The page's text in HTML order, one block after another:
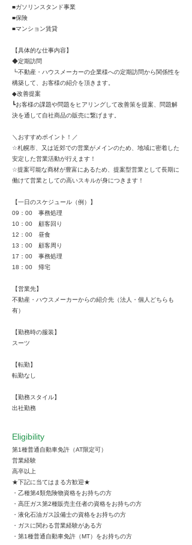
■ガソリンスタンド事業
■保険
■マンション賃貸
【具体的な仕事内容】
◆定期訪問
┗不動産・ハウスメーカーの企業様への定期訪問から関係性を
構築して、お客様の紹介を頂きます。
◆改善提案
┗お客様の課題や問題をヒアリングして改善策を提案、問題解
決を通して自社商品の販売に繋げます。
＼おすすめポイント！／
☆札幌市、又は近郊での営業がメインのため、地域に密着した
安定した営業活動が行えます！
☆提案可能な商材が豊富にあるため、提案型営業として長期に
働けて営業としての高いスキルが身につきます！
【一日のスケジュール（例）】
09：00 事務処理
10：00 顧客回り
12：00 昼食
13：00 顧客周り
17：00 事務処理
18：00 帰宅
【営業先】
不動産・ハウスメーカーからの紹介先（法人・個人どちらも
有）
【勤務時の服装】
スーツ
【転勤】
転勤なし
【勤務スタイル】
出社勤務
Eligibility
第1種普通自動車免許（AT限定可）
営業経験
高卒以上
★下記に当てはまる方歓迎★
・乙種第4類危険物資格をお持ちの方
・高圧ガス第2種販売主任者の資格をお持ちの方
・液化石油ガス設備士の資格をお持ちの方
・ガスに関わる営業経験がある方
・第1種普通自動車免許（MT）をお持ちの方